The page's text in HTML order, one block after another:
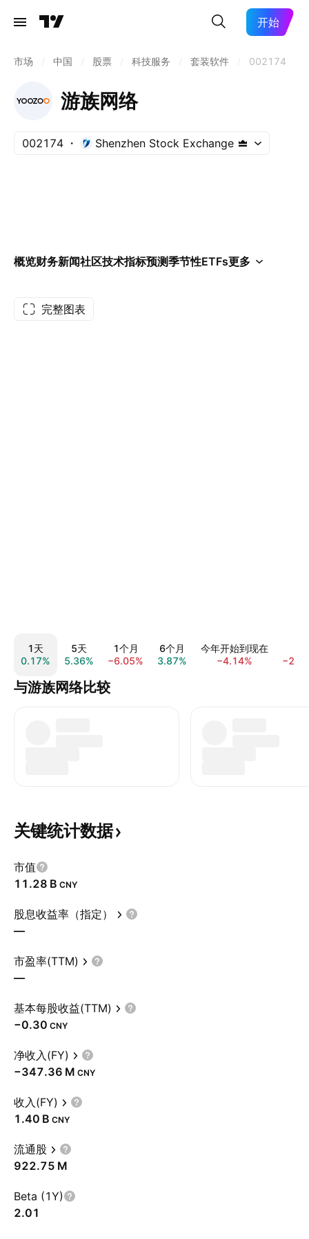
开始
市场 中国 股票 科技服务 套装软件 002174
游族网络
002174 Shenzhen Stock Exchange
概览财务新闻社区技术指标预测季节性ETFs更多
完整图表
1天
0.17%
5天
5.36%
1个月
−6.05%
6个月
3.87%
今年开始到现在
−4.14%
与游族网络比较
关键统计数据
市值
‪11.28 B‬ CNY
股息收益率（指定）
—
市盈率(TTM)
—
基本每股收益(TTM)
−0.30 CNY
净收入(FY)
‪−347.36 M‬ CNY
收入(FY)
‪1.40 B‬ CNY
流通股
‪922.75 M‬
Beta (1Y)
2.01